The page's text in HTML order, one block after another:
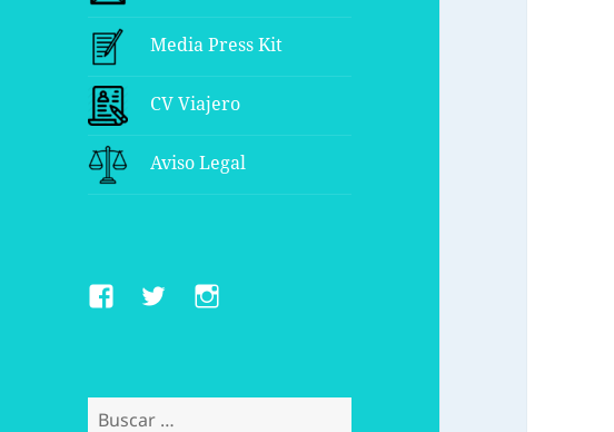
Media Press Kit
CV Viajero
Aviso Legal
FacebookTwitterInstagram
Buscar: